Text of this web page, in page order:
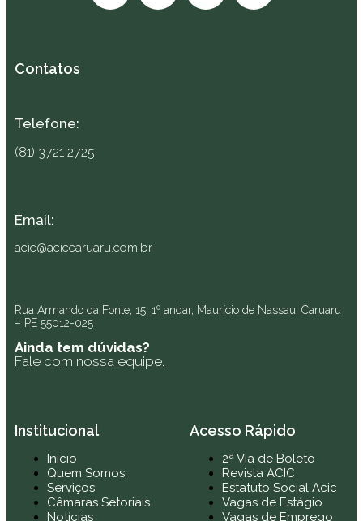
Contatos
Telefone:
(81) 3721 2725
Email:
acic@aciccaruaru.com.br
Rua Armando da Fonte, 15, 1º andar, Maurício de Nassau, Caruaru
– PE 55012-025
Ainda tem dúvidas?
Fale com nossa equipe.
Institucional
Início
Quem Somos
Serviços
Câmaras Setoriais
Notícias
Acesso Rápido
2ª Via de Boleto
Revista ACIC
Estatuto Social Acic
Vagas de Estágio
Vagas de Emprego